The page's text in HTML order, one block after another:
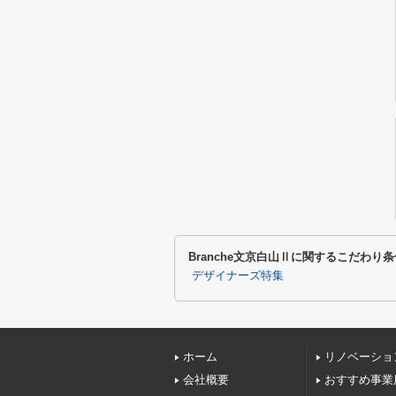
Branche文京白山Ⅱに関するこだわり
デザイナーズ特集
ホーム
会社概要
リノベーシ
おすすめ事